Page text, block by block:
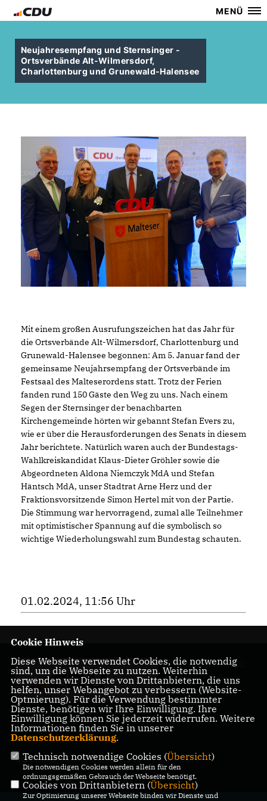
MENÜ
Neujahresempfang und Sternsinger -
Ortsverbände Alt-Wilmersdorf,
Charlottenburg und Grunewald-Halensee
Mit einem großen Ausrufungszeichen hat das Jahr für
die Ortsverbände Alt-Wilmersdorf, Charlottenburg und
Grunewald-Halensee begonnen: Am 5. Januar fand der
gemeinsame Neujahrsempfang der Ortsverbände im
Festsaal des Malteserordens statt. Trotz der Ferien
fanden rund 150 Gäste den Weg zu uns. Nach einem
Segen der Sternsinger der benachbarten
Kirchengemeinde hörten wir gebannt Stefan Evers zu,
wie er über die Herausforderungen des Senats in diesem
Jahr berichtete. Natürlich waren auch der Bundestags-
Wahlkreiskandidat Klaus-Dieter Gröhler sowie die
Abgeordneten Aldona Niemczyk MdA und Stefan
Häntsch MdA, unser Stadtrat Arne Herz und der
Fraktionsvorsitzende Simon Hertel mit von der Partie.
Die Stimmung war hervorragend, zumal alle Teilnehmer
mit optimistischer Spannung auf die symbolisch so
wichtige Wiederholungswahl zum Bundestag schauten.
01.02.2024, 11:56 Uhr
Homepage des CDU
Kreisverbandes
Charlottenburg-
Wilmersdorf
IMPRESSUM DATENSCHUTZ KONTAKT
Cookie Hinweis
Diese Webseite verwendet Cookies, die notwendig
sind, um die Webseite zu nutzen. Weiterhin
verwenden wir Dienste von Drittanbietern, die uns
helfen, unser Webangebot zu verbessern (Website-
Optmierung). Für die Verwendung bestimmter
Dienste, benötigen wir Ihre Einwilligung. Ihre
Einwilligung können Sie jederzeit widerrufen. Weitere
Informationen finden Sie in unserer
Datenschutzerklärung.
Technisch notwendige Cookies (Übersicht)
Die notwendigen Cookies werden allein für den
ordnungsgemäßen Gebrauch der Webseite benötigt.
Cookies von Drittanbietern (Übersicht)
Zur Optimierung unserer Webseite binden wir Dienste und